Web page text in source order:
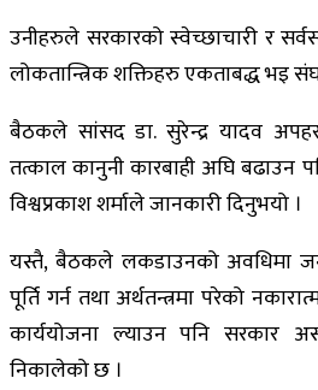
उनीहरुले सरकारको स्वेच्छाचारी र
लोकतान्त्रिक शक्तिहरु एकताबद्ध भइ
बैठकले सांसद डा. सुरेन्द्र यादव
तत्काल कानुनी कारबाही अघि बढाउन
विश्वप्रकाश शर्माले जानकारी दिनुभयो ।
यस्तै, बैठकले लकडाउनको अवधिमा
पूर्ति गर्न तथा अर्थतन्त्रमा परेको
कार्ययोजना ल्याउन पनि सरकार
निकालेको छ ।